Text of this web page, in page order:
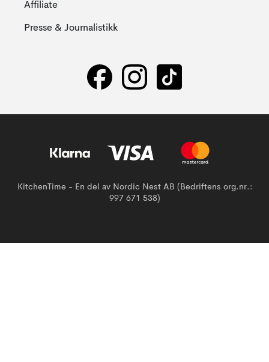
Affiliate
Presse & Journalistikk
KitchenTime - En del av Nordic Nest AB (Bedriftens org.nr.:
997 671 538)